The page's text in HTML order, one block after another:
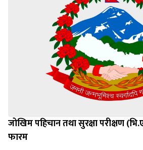
जोखिम पहिचान तथा सुरक्षा परीक्षण
फारम